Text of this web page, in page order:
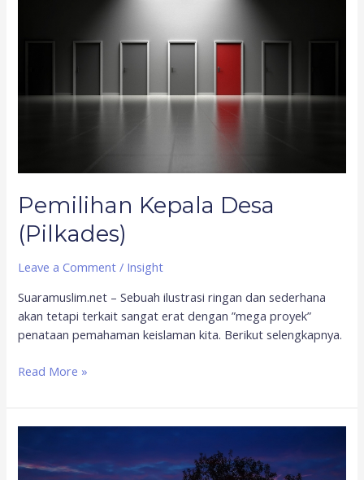
Pemilihan Kepala Desa
(Pilkades)
Leave a Comment / Insight
Suaramuslim.net – Sebuah ilustrasi ringan dan sederhana
akan tetapi terkait sangat erat dengan ”mega proyek”
penataan pemahaman keislaman kita. Berikut selengkapnya.
Read More »
Keagungan